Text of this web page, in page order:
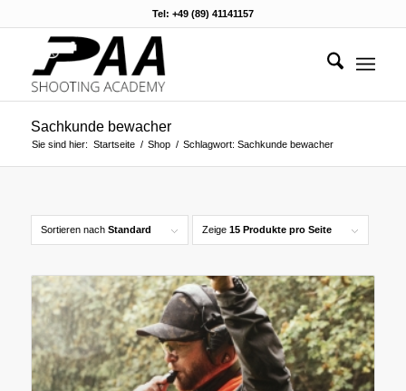
Tel: +49 (89) 41141157
Sachkunde bewacher
Sie sind hier: Startseite / Shop / Schlagwort: Sachkunde bewacher
Sortieren nach Standard Zeige 15 Produkte pro Seite